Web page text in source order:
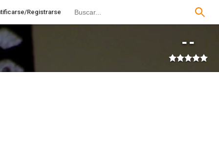
Registrarse
--